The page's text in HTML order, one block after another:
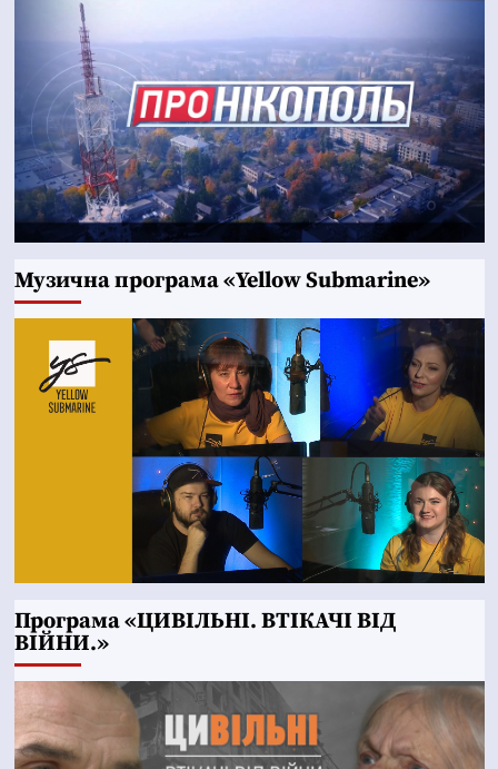
Музична програма «Yellow Submarine»
Програма «ЦИВІЛЬНІ. ВТІКАЧІ ВІД
ВІЙНИ.»